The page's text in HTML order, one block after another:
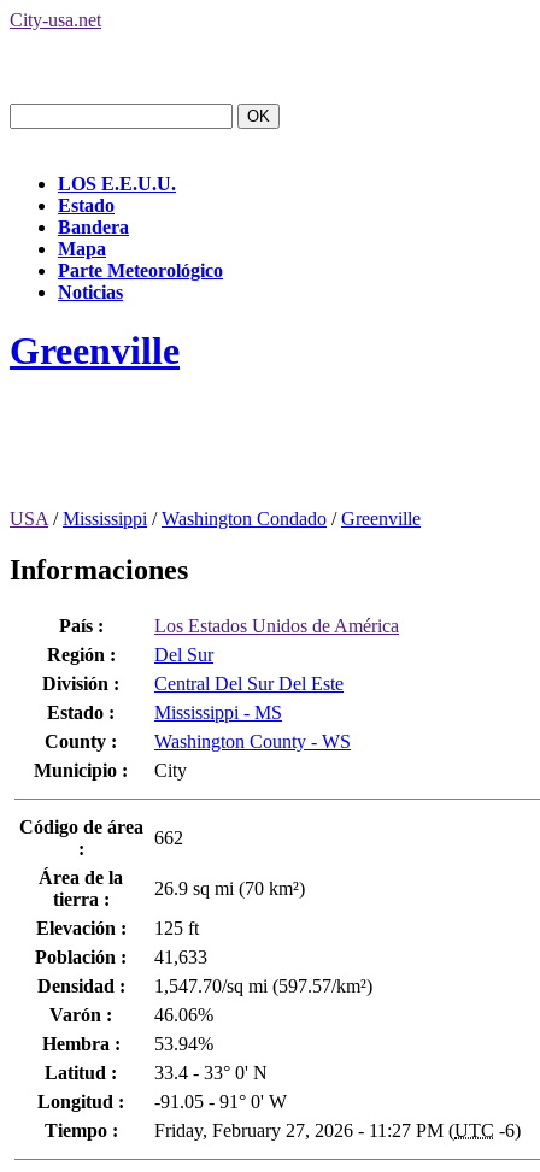
City-usa.net
LOS E.E.U.U.
Estado
Bandera
Mapa
Parte Meteorológico
Noticias
Greenville
USA /Mississippi /Washington Condado /Greenville
Informaciones
País :
Los Estados Unidos de América
Región :
Del Sur
División :
Central Del Sur Del Este
Estado :
Mississippi - MS
County :
Washington County - WS
Municipio :
City
Código de área
:
662
Área de la
tierra :
26.9 sq mi (70 km²)
Elevación :
125 ft
Población :
41,633
Densidad :
1,547.70/sq mi (597.57/km²)
Varón :
46.06%
Hembra :
53.94%
Latitud :
33.4 - 33° 0' N
Longitud :
-91.05 - 91° 0' W
Tiempo :
Friday, February 27, 2026 - 11:27 PM (UTC -6)